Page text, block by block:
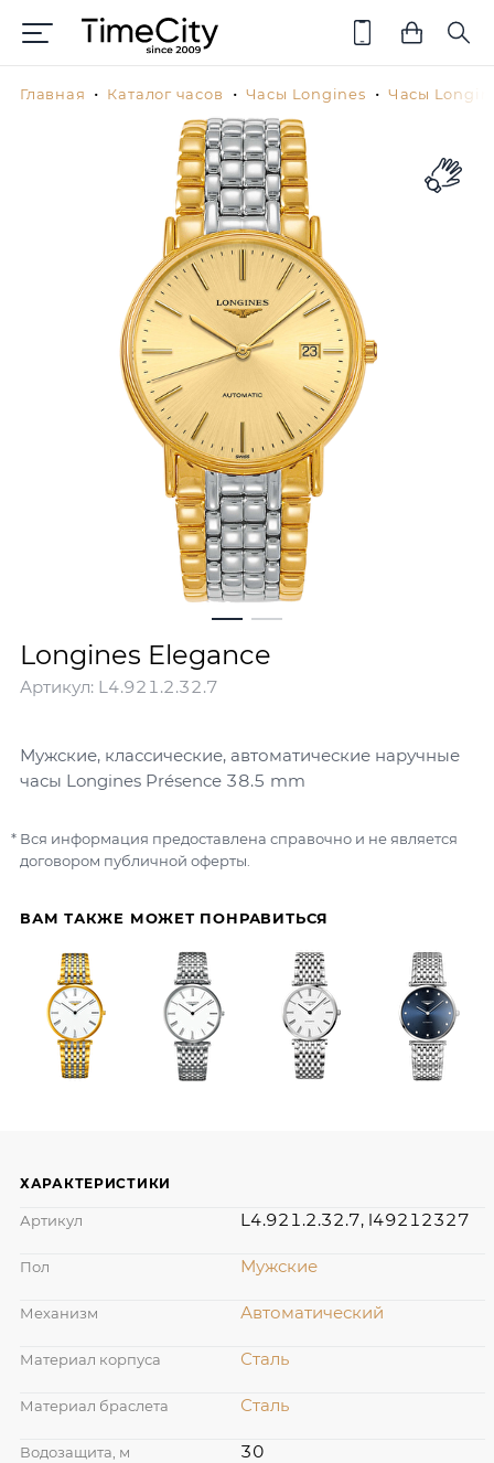
Главная Каталог часов Часы Longines Часы
Longines Elegance
Артикул: L4.921.2.32.7
Мужские, классические, автоматические наручные
часы Longines Présence 38.5 mm
ВАМ ТАКЖЕ МОЖЕТ ПОНРАВИТЬСЯ
Вся информация предоставлена справочно и не является
договором публичной оферты.
ХАРАКТЕРИСТИКИ
Артикул L4.921.2.32.7, l49212327
Пол Мужские
Механизм Автоматический
Материал корпуса Сталь
Материал браслета Сталь
Водозащита, м 30